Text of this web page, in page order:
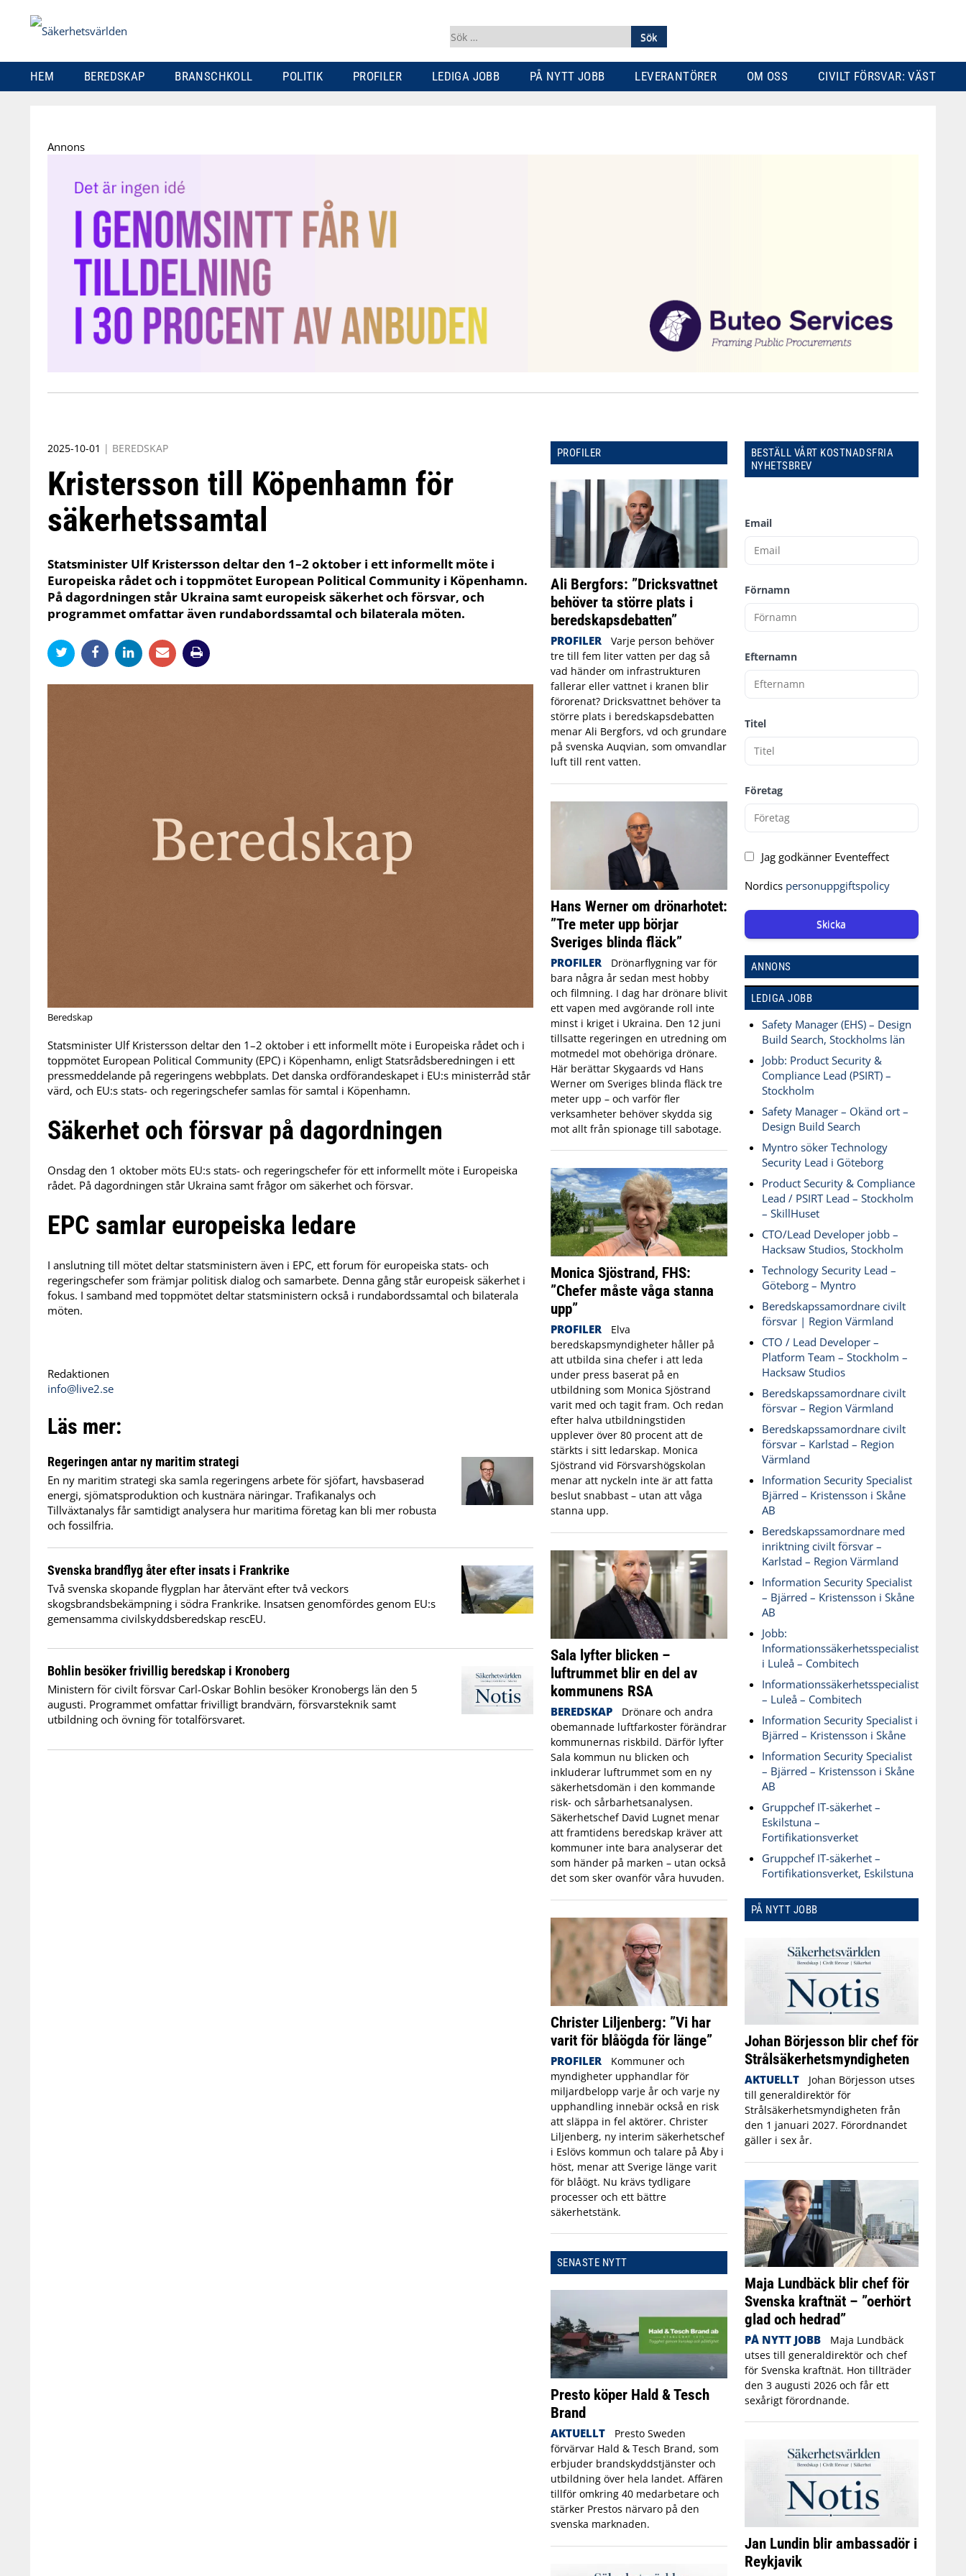
Sök
efter:
HEM BEREDSKAP BRANSCHKOLL POLITIK PROFILER LEDIGA JOBB PÅ NYTT JOBB LEVERANTÖRER OM OSS CIVILT FÖRSVAR: VÄST
to
Annons
2025-10-01 | BEREDSKAP
Kristersson till Köpenhamn för
säkerhetssamtal
Statsminister Ulf Kristersson deltar den 1–2 oktober i ett informellt möte i
Europeiska rådet och i toppmötet European Political Community i Köpenhamn.
På dagordningen står Ukraina samt europeisk säkerhet och försvar, och
programmet omfattar även rundabordssamtal och bilaterala möten.
Beredskap
Statsminister Ulf Kristersson deltar den 1–2 oktober i ett informellt möte i Europeiska rådet och i
toppmötet European Political Community (EPC) i Köpenhamn, enligt Statsrådsberedningen i ett
pressmeddelande på regeringens webbplats. Det danska ordförandeskapet i EU:s ministerråd står
värd, och EU:s stats- och regeringschefer samlas för samtal i Köpenhamn.
Säkerhet och försvar på dagordningen
Onsdag den 1 oktober möts EU:s stats- och regeringschefer för ett informellt möte i Europeiska
rådet. På dagordningen står Ukraina samt frågor om säkerhet och försvar.
EPC samlar europeiska ledare
I anslutning till mötet deltar statsministern även i EPC, ett forum för europeiska stats- och
regeringschefer som främjar politisk dialog och samarbete. Denna gång står europeisk säkerhet i
fokus. I samband med toppmötet deltar statsministern också i rundabordssamtal och bilaterala
möten.
Redaktionen
info@live2.se
Läs mer:
Regeringen antar ny maritim strategi
En ny maritim strategi ska samla regeringens arbete för sjöfart, havsbaserad
energi, sjömatsproduktion och kustnära näringar. Trafikanalys och
Tillväxtanalys får samtidigt analysera hur maritima företag kan bli mer robusta
och fossilfria.
Svenska brandflyg åter efter insats i Frankrike
Två svenska skopande flygplan har återvänt efter två veckors
skogsbrandsbekämpning i södra Frankrike. Insatsen genomfördes genom EU:s
gemensamma civilskyddsberedskap rescEU.
Bohlin besöker frivillig beredskap i Kronoberg
Ministern för civilt försvar Carl-Oskar Bohlin besöker Kronobergs län den 5
augusti. Programmet omfattar frivilligt brandvärn, försvarsteknik samt
utbildning och övning för totalförsvaret.
PROFILER
Ali Bergfors: ”Dricksvattnet
behöver ta större plats i
beredskapsdebatten”
PROFILER
Varje person behöver
tre till fem liter vatten per dag så
vad händer om infrastrukturen
fallerar eller vattnet i kranen blir
förorenat? Dricksvattnet behöver ta
större plats i beredskapsdebatten
menar Ali Bergfors, vd och grundare
på svenska Auqvian, som omvandlar
luft till rent vatten.
Hans Werner om drönarhotet:
”Tre meter upp börjar
Sveriges blinda fläck”
PROFILER
Drönarflygning var för
bara några år sedan mest hobby
och filmning. I dag har drönare blivit
ett vapen med avgörande roll inte
minst i kriget i Ukraina. Den 12 juni
tillsatte regeringen en utredning om
motmedel mot obehöriga drönare.
Här berättar Skygaards vd Hans
Werner om Sveriges blinda fläck tre
meter upp – och varför fler
verksamheter behöver skydda sig
mot allt från spionage till sabotage.
Monica Sjöstrand, FHS:
”Chefer måste våga stanna
upp”
PROFILER
Elva
beredskapsmyndigheter håller på
att utbilda sina chefer i att leda
under press baserat på en
utbildning som Monica Sjöstrand
varit med och tagit fram. Och redan
efter halva utbildningstiden
upplever över 80 procent att de
stärkts i sitt ledarskap. Monica
Sjöstrand vid Försvarshögskolan
menar att nyckeln inte är att fatta
beslut snabbast – utan att våga
stanna upp.
Sala lyfter blicken –
luftrummet blir en del av
kommunens RSA
BEREDSKAP
Drönare och andra
obemannade luftfarkoster förändrar
kommunernas riskbild. Därför lyfter
Sala kommun nu blicken och
inkluderar luftrummet som en ny
säkerhetsdomän i den kommande
risk- och sårbarhetsanalysen.
Säkerhetschef David Lugnet menar
att framtidens beredskap kräver att
kommuner inte bara analyserar det
som händer på marken – utan också
det som sker ovanför våra huvuden.
Christer Liljenberg: ”Vi har
varit för blåögda för länge”
PROFILER
Kommuner och
myndigheter upphandlar för
miljardbelopp varje år och varje ny
upphandling innebär också en risk
att släppa in fel aktörer. Christer
Liljenberg, ny interim säkerhetschef
i Eslövs kommun och talare på Åby i
höst, menar att Sverige länge varit
för blåögt. Nu krävs tydligare
processer och ett bättre
säkerhetstänk.
SENASTE NYTT
Presto köper Hald & Tesch
Brand
AKTUELLT
Presto Sweden
förvärvar Hald & Tesch Brand, som
erbjuder brandskyddstjänster och
utbildning över hela landet. Affären
tillför omkring 40 medarbetare och
stärker Prestos närvaro på den
svenska marknaden.
BESTÄLL VÅRT KOSTNADSFRIA
NYHETSBREV
Email
Förnamn
Efternamn
Titel
Företag
Jag godkänner Eventeffect
Nordics personuppgiftspolicy
Skicka
ANNONS
LEDIGA JOBB
Safety Manager (EHS) – Design
Build Search, Stockholms län
Jobb: Product Security &
Compliance Lead (PSIRT) –
Stockholm
Safety Manager – Okänd ort –
Design Build Search
Myntro söker Technology
Security Lead i Göteborg
Product Security & Compliance
Lead / PSIRT Lead – Stockholm
– SkillHuset
CTO/Lead Developer jobb –
Hacksaw Studios, Stockholm
Technology Security Lead –
Göteborg – Myntro
Beredskapssamordnare civilt
försvar | Region Värmland
CTO / Lead Developer –
Platform Team – Stockholm –
Hacksaw Studios
Beredskapssamordnare civilt
försvar – Region Värmland
Beredskapssamordnare civilt
försvar – Karlstad – Region
Värmland
Information Security Specialist
Bjärred – Kristensson i Skåne
AB
Beredskapssamordnare med
inriktning civilt försvar –
Karlstad – Region Värmland
Information Security Specialist
– Bjärred – Kristensson i Skåne
AB
Jobb:
Informationssäkerhetsspecialist
i Luleå – Combitech
Informationssäkerhetsspecialist
– Luleå – Combitech
Information Security Specialist i
Bjärred – Kristensson i Skåne
Information Security Specialist
– Bjärred – Kristensson i Skåne
AB
Gruppchef IT-säkerhet –
Eskilstuna –
Fortifikationsverket
Gruppchef IT-säkerhet –
Fortifikationsverket, Eskilstuna
PÅ NYTT JOBB
Johan Börjesson blir chef för
Strålsäkerhetsmyndigheten
AKTUELLT
Johan Börjesson utses
till generaldirektör för
Strålsäkerhetsmyndigheten från
den 1 januari 2027. Förordnandet
gäller i sex år.
Maja Lundbäck blir chef för
Svenska kraftnät – ”oerhört
glad och hedrad”
PÅ NYTT JOBB
Maja Lundbäck
utses till generaldirektör och chef
för Svenska kraftnät. Hon tillträder
den 3 augusti 2026 och får ett
sexårigt förordnande.
Jan Lundin blir ambassadör i
Reykjavik